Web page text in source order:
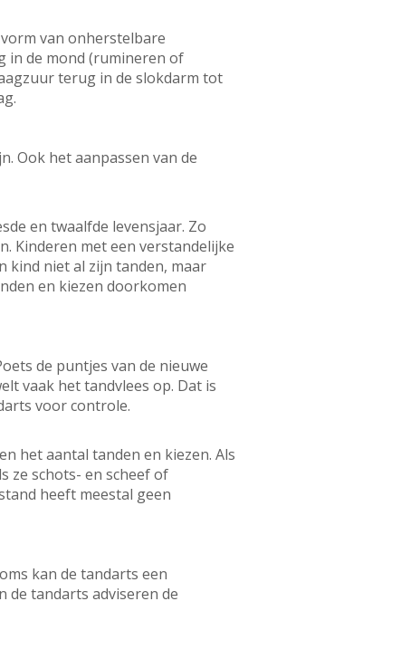
van onherstelbare
in de mond (rumineren of
terug in de slokdarm tot
Ook het aanpassen van de
en twaalfde levensjaar. Zo
Kinderen met een verstandelijke
kind niet al zijn tanden, maar
en kiezen doorkomen
de puntjes van de nieuwe
vaak het tandvlees op. Dat is
voor controle.
het aantal tanden en kiezen. Als
ze schots- en scheef of
heeft meestal geen
kan de tandarts een
de tandarts adviseren de